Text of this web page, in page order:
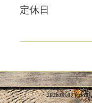
定休日
2026.08.07 Friday